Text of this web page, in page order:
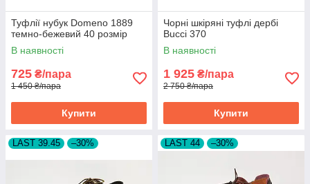
Туфлії нубук Domeno 1889
темно-бежевий 40 розмір
В наявності
725 ₴/пара
1 450 ₴/пара
Купити
Чорні шкіряні туфлі дербі
Bucci 370
В наявності
1 925 ₴/пара
2 750 ₴/пара
Купити
LAST 39.45 –30% LAST 44 –30%